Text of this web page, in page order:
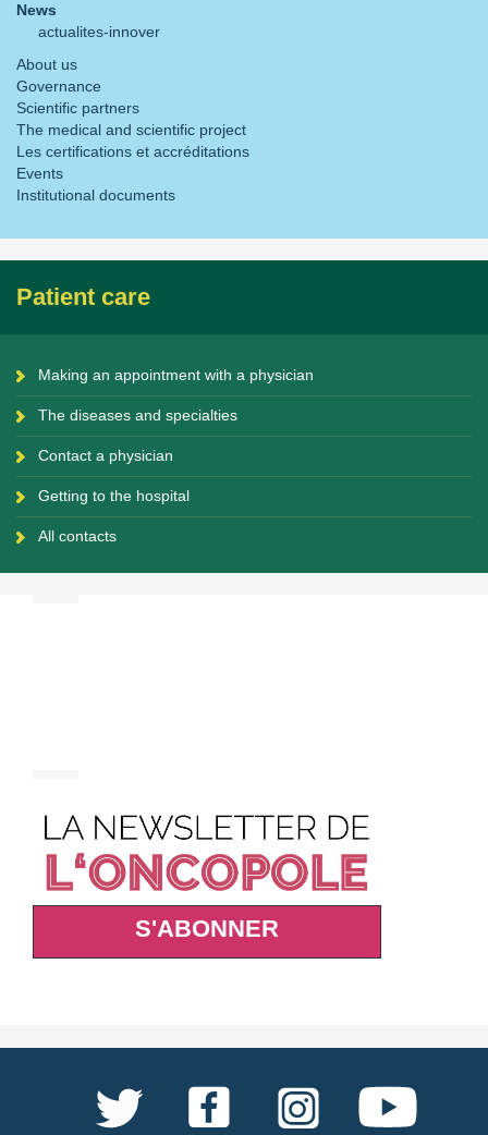
News
actualites-innover
About us
Governance
Scientific partners
The medical and scientific project
Les certifications et accréditations
Events
Institutional documents
Patient care
Making an appointment with a physician
The diseases and specialties
Contact a physician
Getting to the hospital
All contacts
S'ABONNER